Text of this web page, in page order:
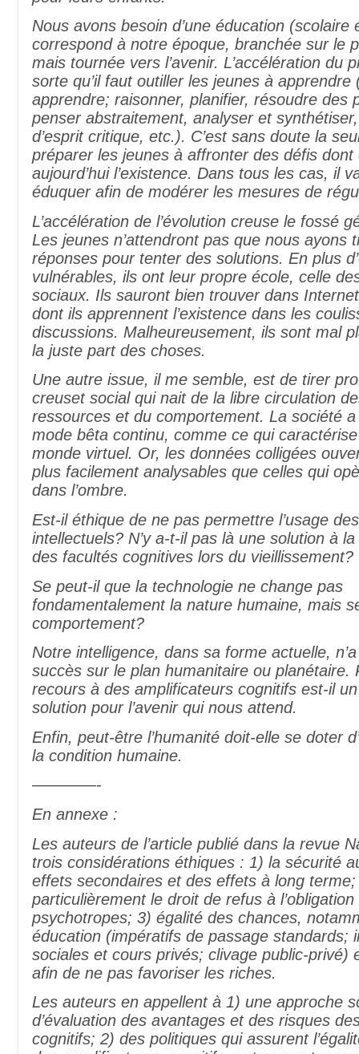
Nous avons besoin d’une éducation (scolaire
correspond à notre époque, branchée sur le
mais tournée vers l’avenir. L’accélération du
sorte qu’il faut outiller les jeunes à apprendre
apprendre; raisonner, planifier, résoudre des
penser abstraitement, analyser et
d’esprit critique, etc.). C’est sans doute la
préparer les jeunes à affronter des défis dont
aujourd’hui l’existence. Dans tous les cas, il
éduquer afin de modérer les mesures de
L’accélération de l’évolution creuse le fossé
Les jeunes n’attendront pas que nous ayons
réponses pour tenter des solutions. En plus
vulnérables, ils ont leur propre école, celle
sociaux. Ils sauront bien trouver dans
dont ils apprennent l’existence dans les
discussions. Malheureusement, ils sont mal
la juste part des choses.
Une autre issue, il me semble, est de tirer
creuset social qui nait de la libre circulation
ressources et du comportement. La société
mode bêta continu, comme ce qui caractérise
monde virtuel. Or, les données colligées
plus facilement analysables que celles qui
dans l’ombre.
Est-il éthique de ne pas permettre l’usage
intellectuels? N’y a-t-il pas là une solution à
des facultés cognitives lors du vieillissement?
Se peut-il que la technologie ne change pas
fondamentalement la nature humaine, mais
comportement?
Notre intelligence, dans sa forme actuelle,
succès sur le plan humanitaire ou planétaire.
recours à des amplificateurs cognitifs est-il
solution pour l’avenir qui nous attend.
Enfin, peut-être l’humanité doit-elle se doter
la condition humaine.
————-
En annexe :
Les auteurs de l’article publié dans la revue
trois considérations éthiques : 1) la sécurité
effets secondaires et des effets à long
particulièrement le droit de refus à
psychotropes; 3) égalité des chances,
éducation (impératifs de passage standards;
sociales et cours privés; clivage public-privé)
afin de ne pas favoriser les riches.
Les auteurs en appellent à 1) une approche
d’évaluation des avantages et des risques
cognitifs; 2) des politiques qui assurent